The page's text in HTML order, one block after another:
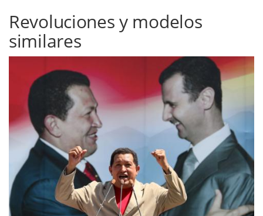
Revoluciones y modelos
similares